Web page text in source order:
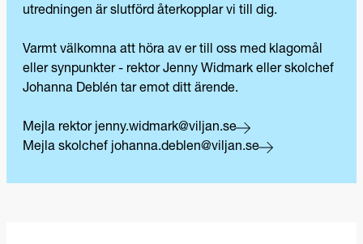
utredningen är slutförd återkopplar vi till dig.
Varmt välkomna att höra av er till oss med klagomål
eller synpunkter - rektor Jenny Widmark eller skolchef
Johanna Deblén tar emot ditt ärende.
Mejla rektor jenny.widmark@viljan.se
Mejla skolchef johanna.deblen@viljan.se